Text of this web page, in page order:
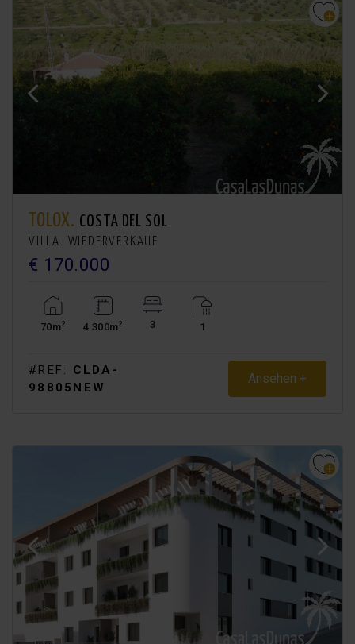
TOLOX. COSTA DEL SOL
VILLA. WIEDERVERKAUF
€ 170.000
70m2 4.300m2 3 1
#REF: CLDA-
98805NEW
Ansehen +